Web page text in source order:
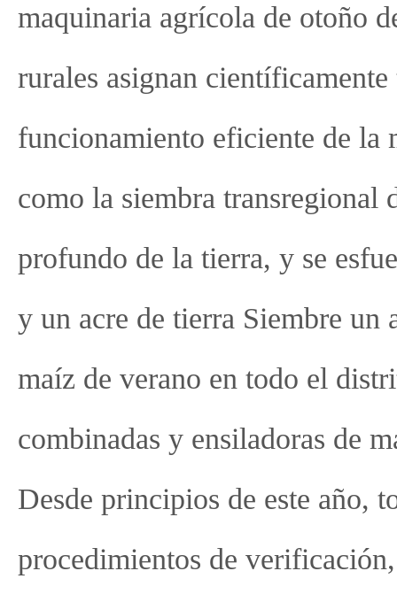
maquinaria agrícola de otoño
rurales asignan
funcionamiento eficiente de la
como la siembra
profundo de la tierra, y se
y un acre de tierra Siembre un
maíz de verano en todo el
combinadas y ensiladoras de
Desde principios de este año,
procedimientos de